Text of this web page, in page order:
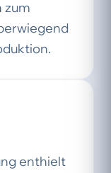
zum
enthielt